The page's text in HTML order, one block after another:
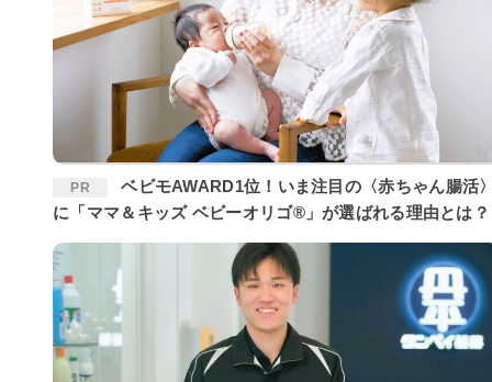
PR
ベビモAWARD1位！いま注目の〈赤ちゃん腸活〉
に「ママ＆キッズ ベビーオリゴ®」が選ばれる理由とは？